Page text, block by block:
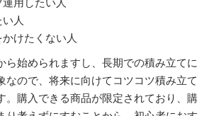
人
けたくない人
ら始められますし、長期での積み立てに
なので、将来に向けてコツコツ積み立て
。購入できる商品が限定されており、購